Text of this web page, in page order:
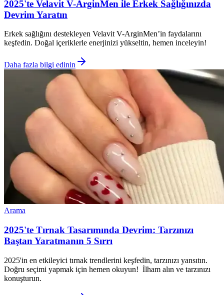
2025'te Velavit V-ArginMen ile Erkek Sağlığınızda
Devrim Yaratın
Erkek sağlığını destekleyen Velavit V-ArginMen’in faydalarını
keşfedin. Doğal içeriklerle enerjinizi yükseltin, hemen inceleyin!
Daha fazla bilgi edinin
Arama
2025'te Tırnak Tasarımında Devrim: Tarzınızı
Baştan Yaratmanın 5 Sırrı
2025'in en etkileyici tırnak trendlerini keşfedin, tarzınızı yansıtın.
Doğru seçimi yapmak için hemen okuyun! İlham alın ve tarzınızı
konuşturun.